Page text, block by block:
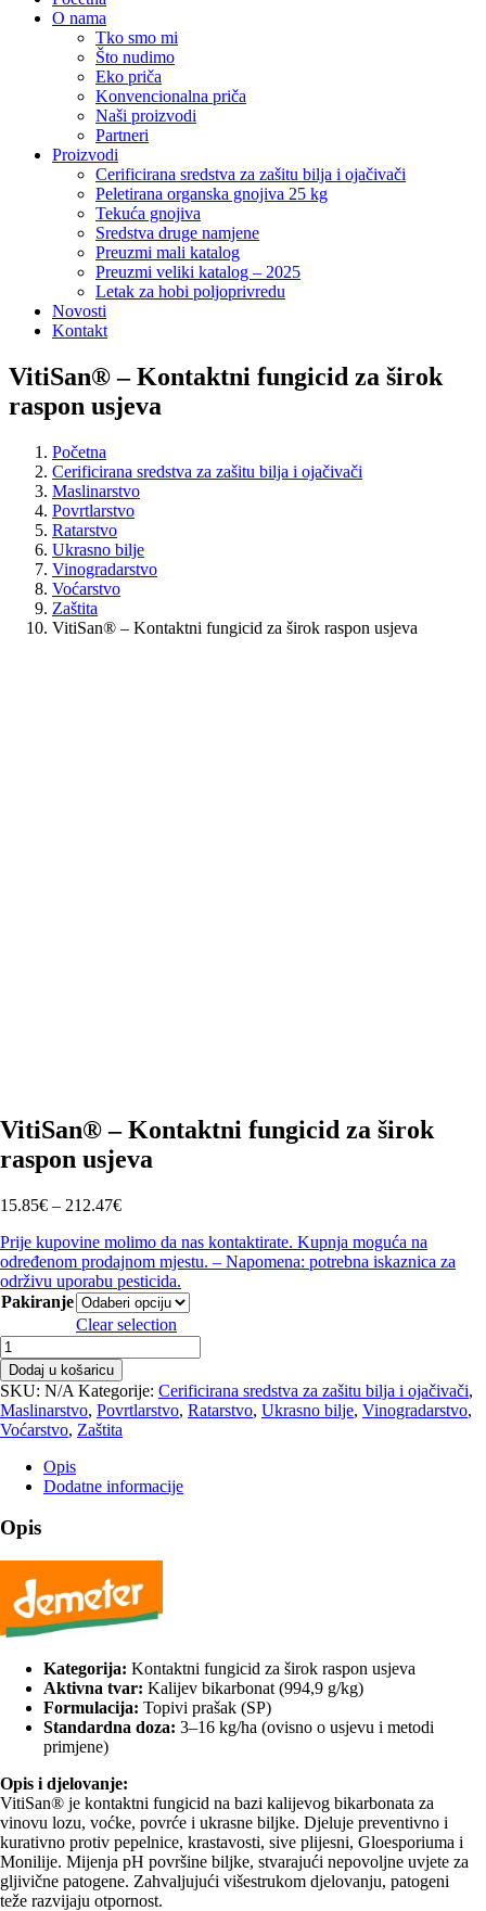
O nama
Tko smo mi
Što nudimo
Eko priča
Konvencionalna priča
Naši proizvodi
Partneri
Proizvodi
Cerificirana sredstva za zašitu bilja i ojačivači
Peletirana organska gnojiva 25 kg
Tekuća gnojiva
Sredstva druge namjene
Preuzmi mali katalog
Preuzmi veliki katalog – 2025
Letak za hobi poljoprivredu
Novosti
Kontakt
VitiSan® – Kontaktni fungicid za širok
raspon usjeva
Početna
Cerificirana sredstva za zašitu bilja i ojačivači
Maslinarstvo
Povrtlarstvo
Ratarstvo
Ukrasno bilje
Vinogradarstvo
Voćarstvo
Zaštita
VitiSan® – Kontaktni fungicid za širok raspon usjeva
VitiSan® – Kontaktni fungicid za širok
raspon usjeva
15.85€ – 212.47€Raspon
od
15.85€
do
212.47€
Prije kupovine molimo da nas kontaktirate. Kupnja moguća na
određenom prodajnom mjestu. – Napomena: potrebna iskaznica za
održivu uporabu pesticida.
Pakiranje
Clear selection
VitiSan®
-
Kontaktni
fungicid
za
širok
raspon
usjeva
količina
Dodaj u košaricu
SKU: N/A Kategorije: Cerificirana sredstva za zašitu bilja i ojačivači,
Maslinarstvo, Povrtlarstvo, Ratarstvo, Ukrasno bilje, Vinogradarstvo,
Voćarstvo, Zaštita
Opis
Dodatne informacije
Opis
Kategorija: Kontaktni fungicid za širok raspon usjeva
Aktivna tvar: Kalijev bikarbonat (994,9 g/kg)
Formulacija: Topivi prašak (SP)
Standardna doza: 3–16 kg/ha (ovisno o usjevu i metodi
primjene)
Opis i djelovanje:
VitiSan® je kontaktni fungicid na bazi kalijevog bikarbonata za
vinovu lozu, voćke, povrće i ukrasne biljke. Djeluje preventivno i
kurativno protiv pepelnice, krastavosti, sive plijesni, Gloesporiuma i
Monilije. Mijenja pH površine biljke, stvarajući nepovoljne uvjete za
gljivične patogene. Zahvaljujući višestrukom djelovanju, patogeni
teže razvijaju otpornost.